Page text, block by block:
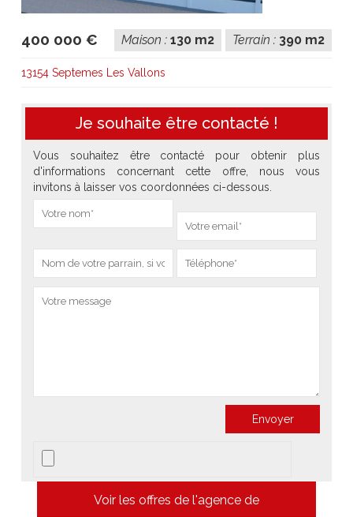
400 000 € Terrain : 390 m2
Maison : 130 m2
13154 Septemes Les Vallons
Je souhaite être contacté !
Vous souhaitez être contacté pour obtenir plus
d'informations concernant cette offre, nous vous
invitons à laisser vos coordonnées ci-dessous.
Voir les offres de l'agence de